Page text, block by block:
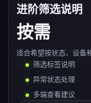
进阶筛选说明
按需
适合希望按状态、设备
筛选标签说明
异常状态处理
多端查看建议